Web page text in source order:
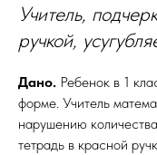
Учитель,
ручкой,
Дано. Ребенок в 1
форме. Учитель
нарушению
тетрадь в красной